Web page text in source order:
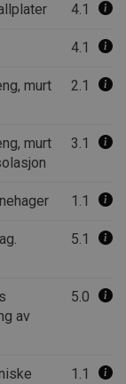
4.1
4.1
murt
2.1
murt
3.1
1.1
5.1
av
5.0
1.1